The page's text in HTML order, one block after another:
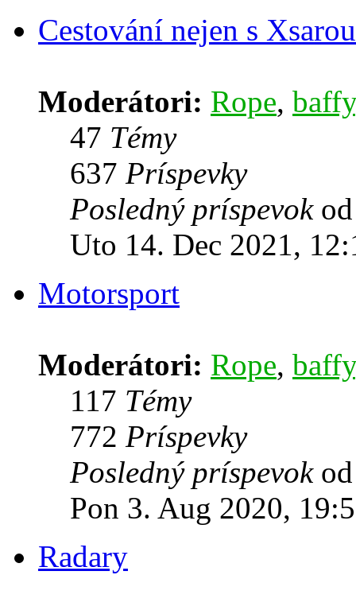
Cestování nejen s Xsarou
Moderátori: Rope, baffy
47 Témy
637 Príspevky
Posledný príspevok
Uto 14. Dec 2021,
Motorsport
Moderátori: Rope, baffy
117 Témy
772 Príspevky
Posledný príspevok
Pon 3. Aug 2020,
Radary